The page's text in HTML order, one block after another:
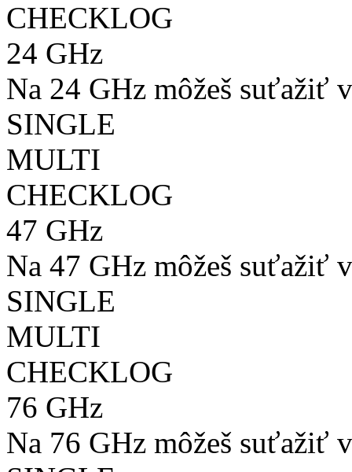
CHECKLOG
24 GHz
Na 24 GHz môžeš suťažiť
SINGLE
MULTI
CHECKLOG
47 GHz
Na 47 GHz môžeš suťažiť
SINGLE
MULTI
CHECKLOG
76 GHz
Na 76 GHz môžeš suťažiť